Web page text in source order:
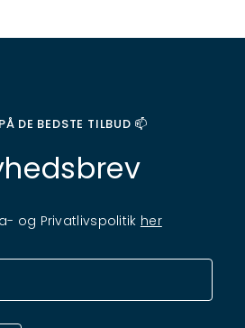
DE BEDSTE TILBUD 📫
og Privatlivspolitik her